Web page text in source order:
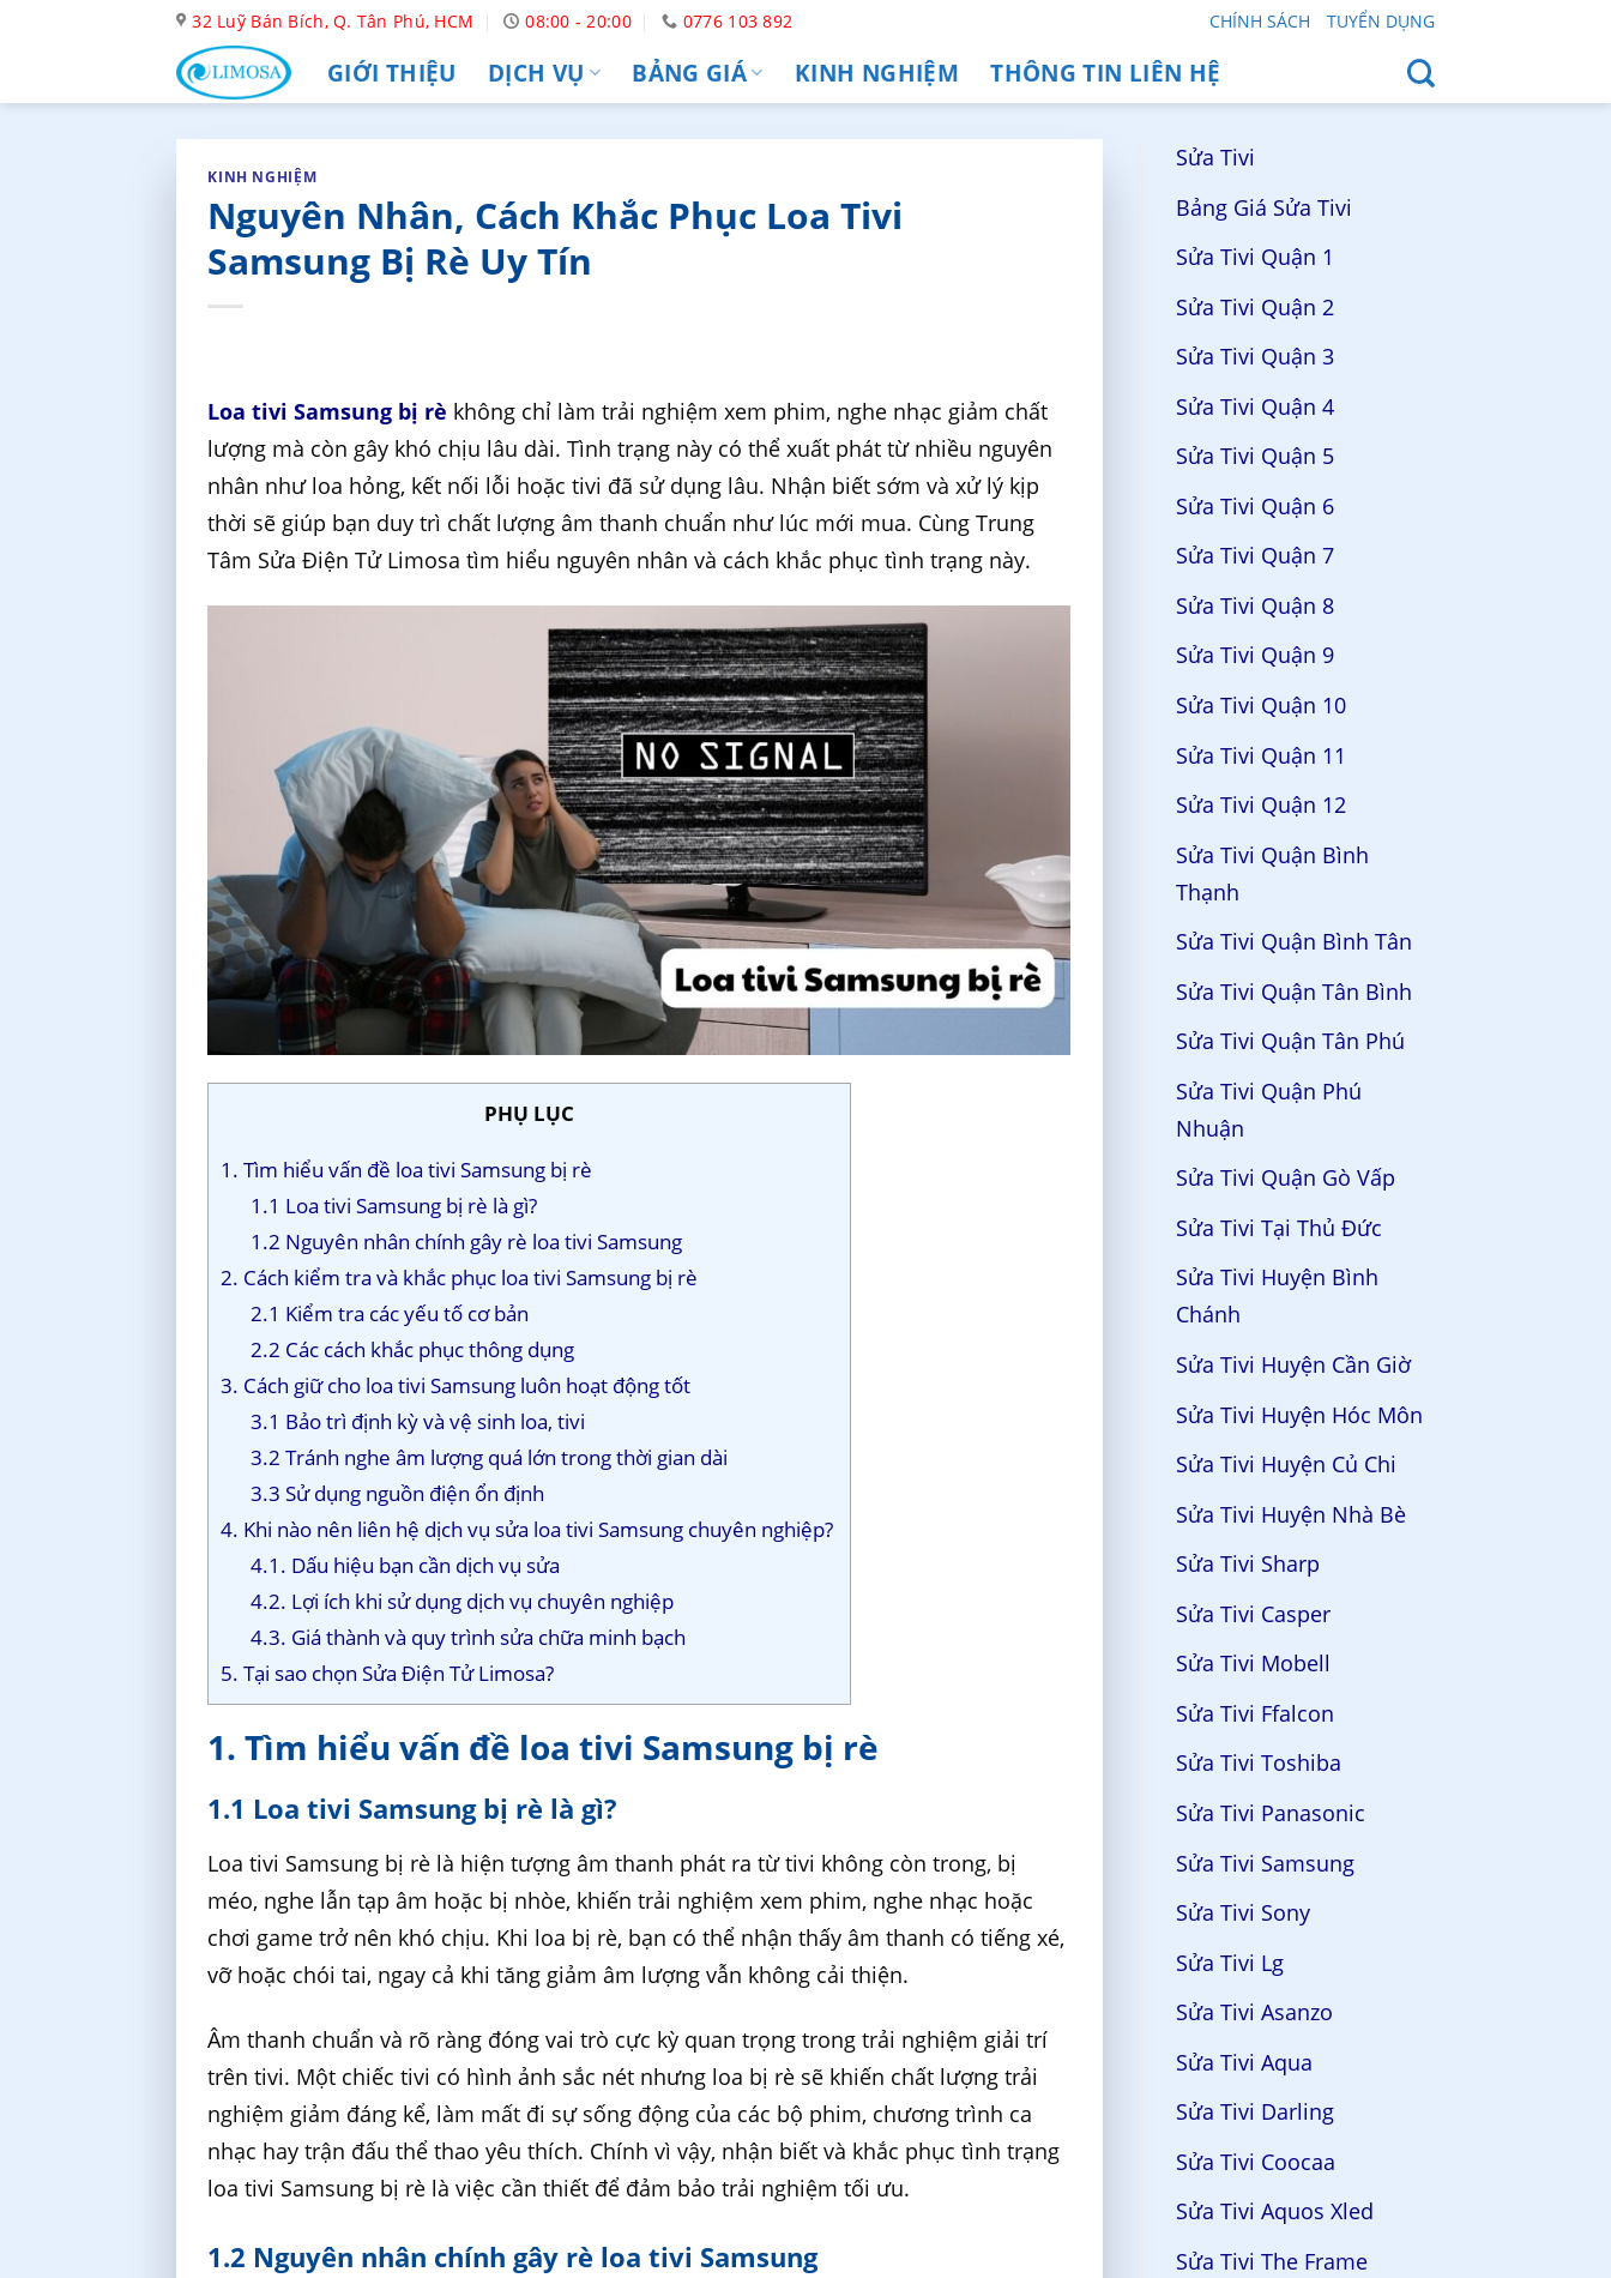
32 Luỹ Bán Bích, Q. Tân Phú, HCM 08:00 - 20:00 0776 103 892 CHÍNH SÁCH TUYỂN DỤNG
GIỚI THIỆU DỊCH VỤ BẢNG GIÁ KINH NGHIỆM THÔNG TIN LIÊN HỆ
KINH NGHIỆM
Nguyên Nhân, Cách Khắc Phục Loa Tivi
Samsung Bị Rè Uy Tín
Loa tivi Samsung bị rè không chỉ làm trải nghiệm xem phim, nghe nhạc giảm chất
lượng mà còn gây khó chịu lâu dài. Tình trạng này có thể xuất phát từ nhiều nguyên
nhân như loa hỏng, kết nối lỗi hoặc tivi đã sử dụng lâu. Nhận biết sớm và xử lý kịp
thời sẽ giúp bạn duy trì chất lượng âm thanh chuẩn như lúc mới mua. Cùng Trung
Tâm Sửa Điện Tử Limosa tìm hiểu nguyên nhân và cách khắc phục tình trạng này.
PHỤ LỤC
1. Tìm hiểu vấn đề loa tivi Samsung bị rè
1.1 Loa tivi Samsung bị rè là gì?
1.2 Nguyên nhân chính gây rè loa tivi Samsung
2. Cách kiểm tra và khắc phục loa tivi Samsung bị rè
2.1 Kiểm tra các yếu tố cơ bản
2.2 Các cách khắc phục thông dụng
3. Cách giữ cho loa tivi Samsung luôn hoạt động tốt
3.1 Bảo trì định kỳ và vệ sinh loa, tivi
3.2 Tránh nghe âm lượng quá lớn trong thời gian dài
3.3 Sử dụng nguồn điện ổn định
4. Khi nào nên liên hệ dịch vụ sửa loa tivi Samsung chuyên nghiệp?
4.1. Dấu hiệu bạn cần dịch vụ sửa
4.2. Lợi ích khi sử dụng dịch vụ chuyên nghiệp
4.3. Giá thành và quy trình sửa chữa minh bạch
5. Tại sao chọn Sửa Điện Tử Limosa?
1. Tìm hiểu vấn đề loa tivi Samsung bị rè
1.1 Loa tivi Samsung bị rè là gì?
Loa tivi Samsung bị rè là hiện tượng âm thanh phát ra từ tivi không còn trong, bị
méo, nghe lẫn tạp âm hoặc bị nhòe, khiến trải nghiệm xem phim, nghe nhạc hoặc
chơi game trở nên khó chịu. Khi loa bị rè, bạn có thể nhận thấy âm thanh có tiếng xé,
vỡ hoặc chói tai, ngay cả khi tăng giảm âm lượng vẫn không cải thiện.
Âm thanh chuẩn và rõ ràng đóng vai trò cực kỳ quan trọng trong trải nghiệm giải trí
trên tivi. Một chiếc tivi có hình ảnh sắc nét nhưng loa bị rè sẽ khiến chất lượng trải
nghiệm giảm đáng kể, làm mất đi sự sống động của các bộ phim, chương trình ca
nhạc hay trận đấu thể thao yêu thích. Chính vì vậy, nhận biết và khắc phục tình trạng
loa tivi Samsung bị rè là việc cần thiết để đảm bảo trải nghiệm tối ưu.
1.2 Nguyên nhân chính gây rè loa tivi Samsung
Sửa Tivi
Bảng Giá Sửa Tivi
Sửa Tivi Quận 1
Sửa Tivi Quận 2
Sửa Tivi Quận 3
Sửa Tivi Quận 4
Sửa Tivi Quận 5
Sửa Tivi Quận 6
Sửa Tivi Quận 7
Sửa Tivi Quận 8
Sửa Tivi Quận 9
Sửa Tivi Quận 10
Sửa Tivi Quận 11
Sửa Tivi Quận 12
Sửa Tivi Quận Bình
Thạnh
Sửa Tivi Quận Bình Tân
Sửa Tivi Quận Tân Bình
Sửa Tivi Quận Tân Phú
Sửa Tivi Quận Phú
Nhuận
Sửa Tivi Quận Gò Vấp
Sửa Tivi Tại Thủ Đức
Sửa Tivi Huyện Bình
Chánh
Sửa Tivi Huyện Cần Giờ
Sửa Tivi Huyện Hóc Môn
Sửa Tivi Huyện Củ Chi
Sửa Tivi Huyện Nhà Bè
Sửa Tivi Sharp
Sửa Tivi Casper
Sửa Tivi Mobell
Sửa Tivi Ffalcon
Sửa Tivi Toshiba
Sửa Tivi Panasonic
Sửa Tivi Samsung
Sửa Tivi Sony
Sửa Tivi Lg
Sửa Tivi Asanzo
Sửa Tivi Aqua
Sửa Tivi Darling
Sửa Tivi Coocaa
Sửa Tivi Aquos Xled
Sửa Tivi The Frame